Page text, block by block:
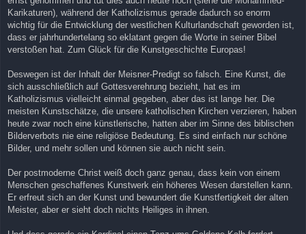
Karikaturen), während der Katholizismus gerade dadurch so enorm
wichtig für die Entwicklung der westlichen Kulturlandschaft geworden ist,
dass er jahrhundertelang so eklatant gegen die Worte in seiner Bibel
verstoßen hat. Zum Glück für die Kunstgeschichte Europas!
Deswegen ist der Inhalt der Meisner-Predigt so falsch. Eine Kunst, die
sich ausschließlich auf Gottesverehrung bezieht, hat es im
Katholizismus vielleicht einmal gegeben, aber das ist lange her. Die
meisten Kunstschätze, die unsere katholischen Kirchen verzieren, haben
heute zwar noch eine künstlerische, hatten aber im Sinne des biblischen
Bilderverbots nie eine religiöse Bedeutung. Es sind einfach nur schöne
Bilder, und mehr sollen und können sie auch nicht sein.
Der postmoderne Christ weiß doch ganz genau, dass kein von einem
Menschen geschaffenes Kunstwerk ein höheres Wesen darstellen kann.
Er erfreut sich an der Kunst und bewundert die Kunstfertigkeit der alten
Meister, aber er sieht doch nichts Heiliges in ihnen.